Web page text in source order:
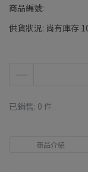
商品編號:
供貨狀況: 尚有庫存
已銷售: 0 件
商品介紹